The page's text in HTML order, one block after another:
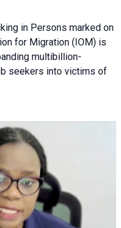
in Persons marked on
for Migration (IOM) is
multibillion-
seekers into victims of